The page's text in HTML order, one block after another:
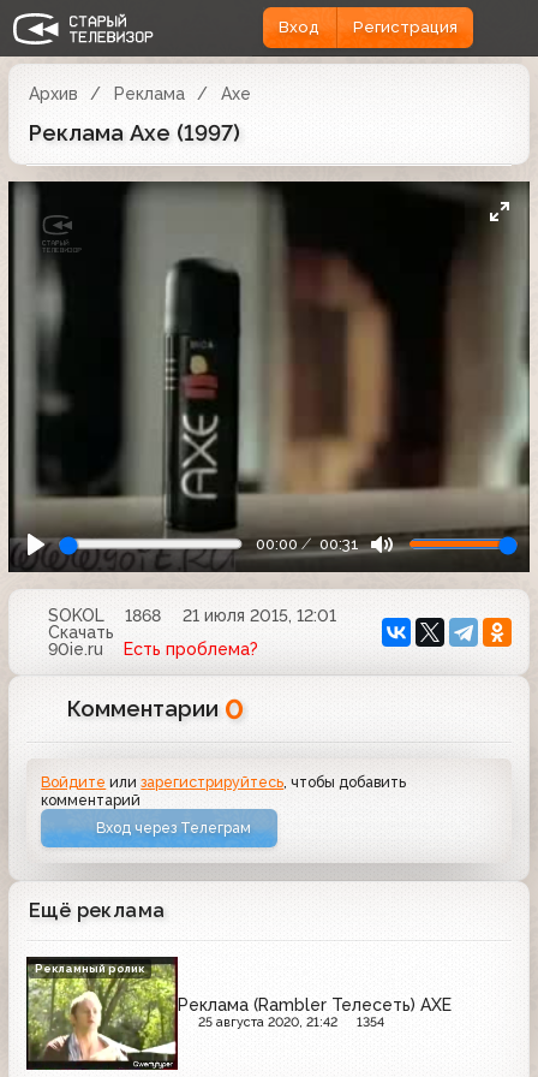
Вход Регистрация
Архив Реклама Axe
Реклама Axe (1997)
00:00 00:31
SOKOL 1868
21 июля 2015, 12:01
Скачать
90ie.ru
Есть проблема?
Комментарии 0
Войдите илизарегистрируйтесь, чтобы добавить
комментарий
Вход через Телеграм
Ещё реклама
Реклама (Rambler Телесеть) AXE
25 августа 2020, 21:42 1354
Рекламный ролик